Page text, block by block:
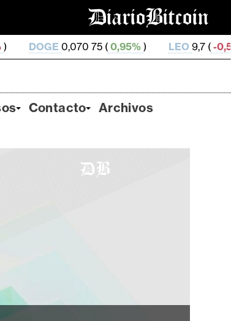
( 0,95%) LEO9,7 (-0,52% ZEC
Contacto Archivos